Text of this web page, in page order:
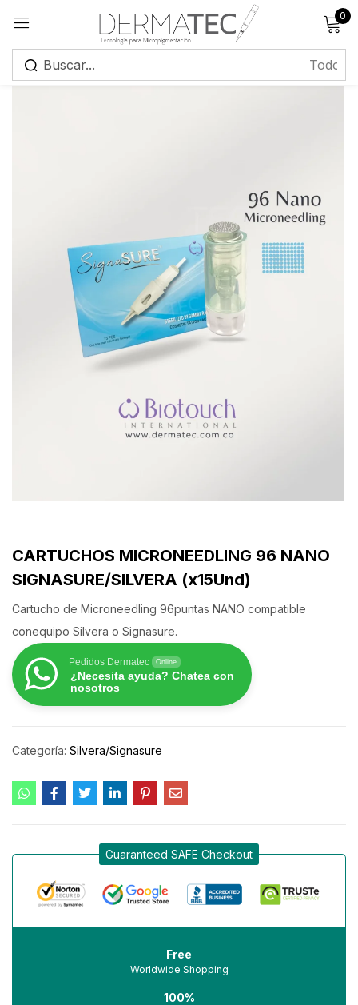
0
CARTUCHOS MICRONEEDLING 96 NANO
SIGNASURE/SILVERA (x15Und)
Cartucho de Microneedling 96puntas NANO compatible
conequipo Silvera o Signasure.
Pedidos Dermatec Online
¿Necesita ayuda? Chatea con
nosotros
Categoría: Silvera/Signasure
Guaranteed SAFE Checkout
Free
Worldwide Shopping
100%
Registrarse
Iniciar sesión
Crear una cuenta